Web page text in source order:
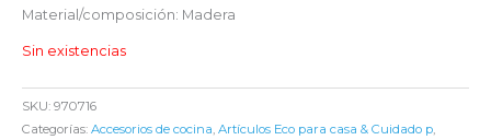
Material/composición: Madera
Sin existencias
SKU: 970716
Categorías: Accesorios de cocina, Artículos Eco para casa & Cuidado p,